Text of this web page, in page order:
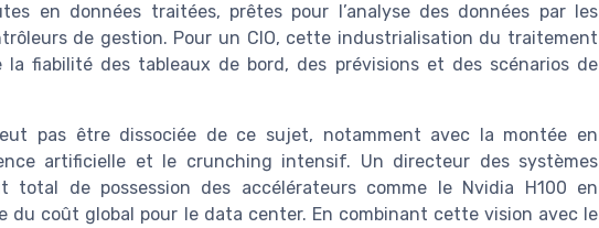
en données traitées, prêtes pour l’analyse des données par les
de gestion. Pour un CIO, cette industrialisation du traitement
fiabilité des tableaux de bord, des prévisions et des scénarios de
pas être dissociée de ce sujet, notamment avec la montée en
artificielle et le crunching intensif. Un directeur des systèmes
total de possession des accélérateurs comme le Nvidia H100 en
du coût global pour le data center. En combinant cette vision avec le